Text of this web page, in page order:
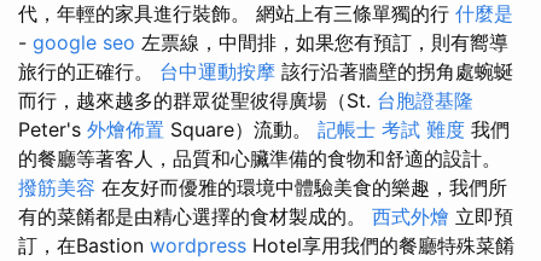
代，年輕的家具進行裝飾。 網站上有三條單獨的行 什麼是
- google seo 左票線，中間排，如果您有預訂，則有嚮導
旅行的正確行。 台中運動按摩 該行沿著牆壁的拐角處蜿蜒
而行，越來越多的群眾從聖彼得廣場（St. 台胞證基隆
Peter's 外燴佈置 Square）流動。 記帳士 考試 難度 我們
的餐廳等著客人，品質和心臟準備的食物和舒適的設計。
撥筋美容 在友好而優雅的環境中體驗美食的樂趣，我們所
有的菜餚都是由精心選擇的食材製成的。 西式外燴 立即預
訂，在Bastion wordpress Hotel享用我們的餐廳特殊菜餚